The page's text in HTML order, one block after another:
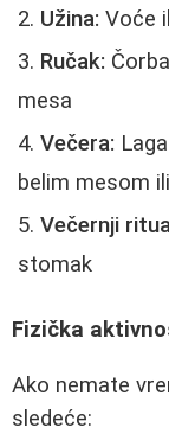
Užina: Voće
Ručak:
mesa
Večera:
belim mesom
Večernji
stomak
Fizička
Ako nemate
sledeće: